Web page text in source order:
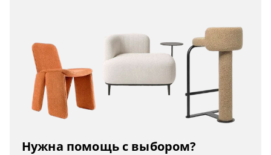
Нужна помощь с выбором?